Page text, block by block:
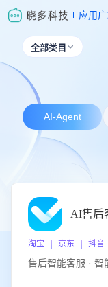
应用
全部类目 
AI-Agent
AI售后
淘宝 | 京东 | 抖音